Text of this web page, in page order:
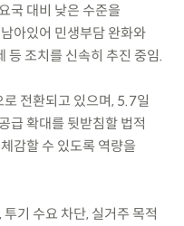
국 대비 낮은 수준을
아있어 민생부담 완화와
등 조치를 신속히 추진 중임.
전환되고 있으며, 5.7일
급 확대를 뒷받침할 법적
감할 수 있도록 역량을
기 수요 차단, 실거주 목적